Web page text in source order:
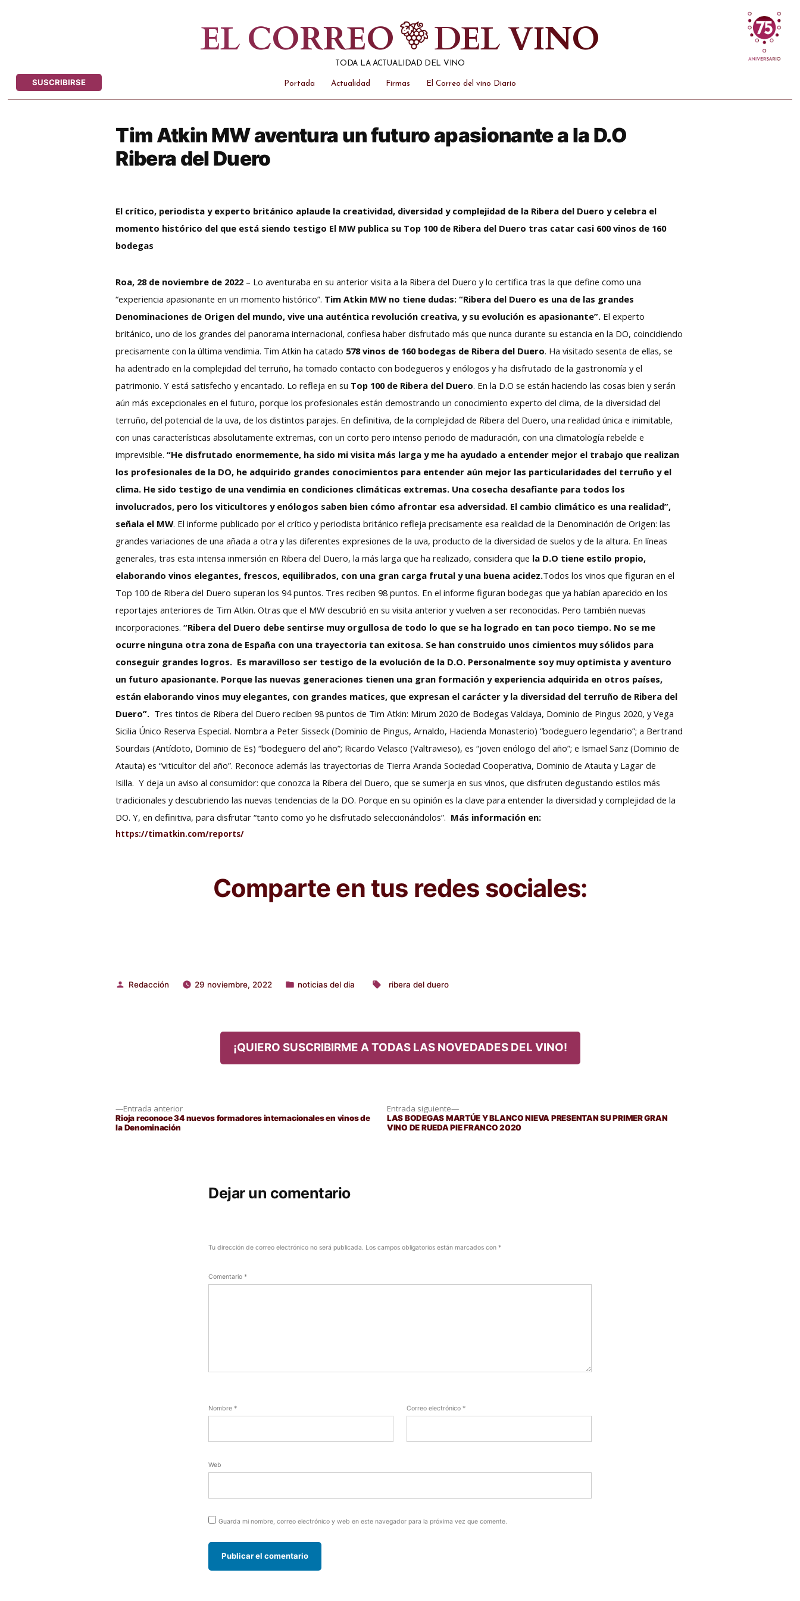
EL CORREO DEL VINO
TODA LA ACTUALIDAD DEL VINO
SUSCRIBIRSE Portada Actualidad Firmas El Correo del vino Diario
Tim Atkin MW aventura un futuro apasionante a la D.O
Ribera del Duero
El crítico, periodista y experto británico aplaude la creatividad, diversidad y complejidad de la Ribera del Duero y celebra el
momento histórico del que está siendo testigo El MW publica su Top 100 de Ribera del Duero tras catar casi 600 vinos de 160
bodegas
Roa, 28 de noviembre de 2022 – Lo aventuraba en su anterior visita a la Ribera del Duero y lo certifica tras la que define como una
“experiencia apasionante en un momento histórico”. Tim Atkin MW no tiene dudas: “Ribera del Duero es una de las grandes
Denominaciones de Origen del mundo, vive una auténtica revolución creativa, y su evolución es apasionante”. El experto
británico, uno de los grandes del panorama internacional, confiesa haber disfrutado más que nunca durante su estancia en la DO, coincidiendo
precisamente con la última vendimia. Tim Atkin ha catado 578 vinos de 160 bodegas de Ribera del Duero. Ha visitado sesenta de ellas, se
ha adentrado en la complejidad del terruño, ha tomado contacto con bodegueros y enólogos y ha disfrutado de la gastronomía y el
patrimonio. Y está satisfecho y encantado. Lo refleja en su Top 100 de Ribera del Duero. En la D.O se están haciendo las cosas bien y serán
aún más excepcionales en el futuro, porque los profesionales están demostrando un conocimiento experto del clima, de la diversidad del
terruño, del potencial de la uva, de los distintos parajes. En definitiva, de la complejidad de Ribera del Duero, una realidad única e inimitable,
con unas características absolutamente extremas, con un corto pero intenso periodo de maduración, con una climatología rebelde e
imprevisible.“He disfrutado enormemente, ha sido mi visita más larga y me ha ayudado a entender mejor el trabajo que realizan
los profesionales de la DO, he adquirido grandes conocimientos para entender aún mejor las particularidades del terruño y el
clima. He sido testigo de una vendimia en condiciones climáticas extremas. Una cosecha desafiante para todos los
involucrados, pero los viticultores y enólogos saben bien cómo afrontar esa adversidad. El cambio climático es una realidad”,
señala el MW. El informe publicado por el crítico y periodista británico refleja precisamente esa realidad de la Denominación de Origen: las
grandes variaciones de una añada a otra y las diferentes expresiones de la uva, producto de la diversidad de suelos y de la altura. En líneas
generales, tras esta intensa inmersión en Ribera del Duero, la más larga que ha realizado, considera que la D.O tiene estilo propio,
elaborando vinos elegantes, frescos, equilibrados, con una gran carga frutal y una buena acidez.Todos los vinos que figuran en el
Top 100 de Ribera del Duero superan los 94 puntos. Tres reciben 98 puntos. En el informe figuran bodegas que ya habían aparecido en los
reportajes anteriores de Tim Atkin. Otras que el MW descubrió en su visita anterior y vuelven a ser reconocidas. Pero también nuevas
incorporaciones.“Ribera del Duero debe sentirse muy orgullosa de todo lo que se ha logrado en tan poco tiempo. No se me
ocurre ninguna otra zona de España con una trayectoria tan exitosa. Se han construido unos cimientos muy sólidos para
conseguir grandes logros. Es maravilloso ser testigo de la evolución de la D.O. Personalmente soy muy optimista y aventuro
un futuro apasionante. Porque las nuevas generaciones tienen una gran formación y experiencia adquirida en otros países,
están elaborando vinos muy elegantes, con grandes matices, que expresan el carácter y la diversidad del terruño de Ribera del
Duero”. Tres tintos de Ribera del Duero reciben 98 puntos de Tim Atkin: Mirum 2020 de Bodegas Valdaya, Dominio de Pingus 2020, y Vega
Sicilia Único Reserva Especial. Nombra a Peter Sisseck (Dominio de Pingus, Arnaldo, Hacienda Monasterio) “bodeguero legendario”; a Bertrand
Sourdais (Antídoto, Dominio de Es) “bodeguero del año”; Ricardo Velasco (Valtravieso), es “joven enólogo del año”; e Ismael Sanz (Dominio de
Atauta) es “viticultor del año”. Reconoce además las trayectorias de Tierra Aranda Sociedad Cooperativa, Dominio de Atauta y Lagar de
Isilla. Y deja un aviso al consumidor: que conozca la Ribera del Duero, que se sumerja en sus vinos, que disfruten degustando estilos más
tradicionales y descubriendo las nuevas tendencias de la DO. Porque en su opinión es la clave para entender la diversidad y complejidad de la
DO. Y, en definitiva, para disfrutar “tanto como yo he disfrutado seleccionándolos”. Más información en:
https://timatkin.com/reports/
Comparte en tus redes sociales:
Publicado
Redacción 29 noviembre, 2022
Publicado
noticias del dia
Etiquetas:
ribera del duero
¡QUIERO SUSCRIBIRME A TODAS LAS NOVEDADES DEL VINO!
Entrada anteriorEntrada
anterior:
Rioja reconoce 34 nuevos formadores internacionales en vinos de
la Denominación
Entrada siguiente
Entrada
siguiente:
LAS BODEGAS MARTÚE Y BLANCO NIEVA PRESENTAN SU PRIMER GRAN
VINO DE RUEDA PIE FRANCO 2020
Dejar un comentario
Tu dirección de correo electrónico no será publicada. Los campos obligatorios están marcados con *
Comentario *
Nombre * Correo electrónico *
Web
Guarda mi nombre, correo electrónico y web en este navegador para la próxima vez que comente.